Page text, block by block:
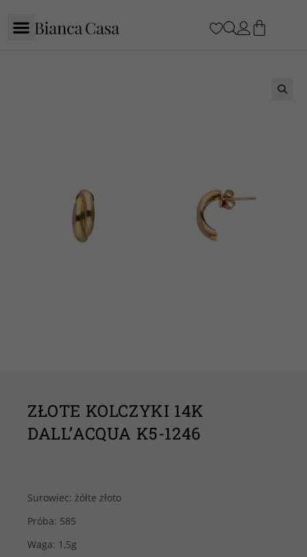
ZŁOTE KOLCZYKI 14K
DALL’ACQUA K5-1246
Surowiec: żółte złoto
Próba: 585
Waga: 1,5g